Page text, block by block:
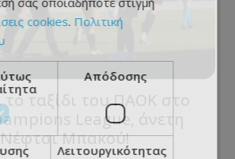
το ταξίδι του ΠΑΟΚ στο
League, άνετη
Νέφτσι Μπακού!
cookies. Πολιτική
Απόδοσης
Λειτουργικότητας